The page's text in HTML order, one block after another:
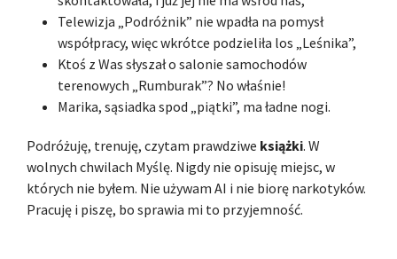
Telewizja „Podróżnik” nie wpadła na pomysł
współpracy, więc wkrótce podzieliła los „Leśnika”,
Ktoś z Was słyszał o salonie samochodów
terenowych „Rumburak”? No właśnie!
Marika, sąsiadka spod „piątki”, ma ładne nogi.
Podróżuję, trenuję, czytam prawdziwe książki. W
wolnych chwilach Myślę. Nigdy nie opisuję miejsc, w
których nie byłem. Nie używam AI i nie biorę narkotyków.
Pracuję i piszę, bo sprawia mi to przyjemność.